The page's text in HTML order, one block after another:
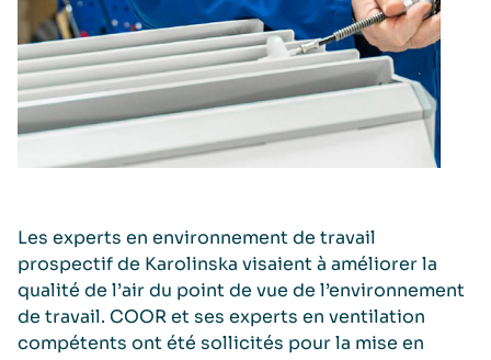
Les experts en environnement de travail
prospectif de Karolinska visaient à améliorer la
qualité de l’air du point de vue de l’environnement
de travail. COOR et ses experts en ventilation
compétents ont été sollicités pour la mise en